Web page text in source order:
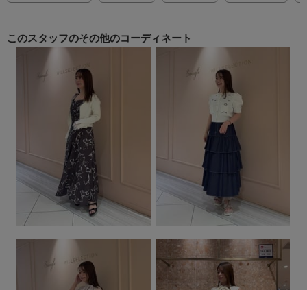
このスタッフのその他のコーディネート